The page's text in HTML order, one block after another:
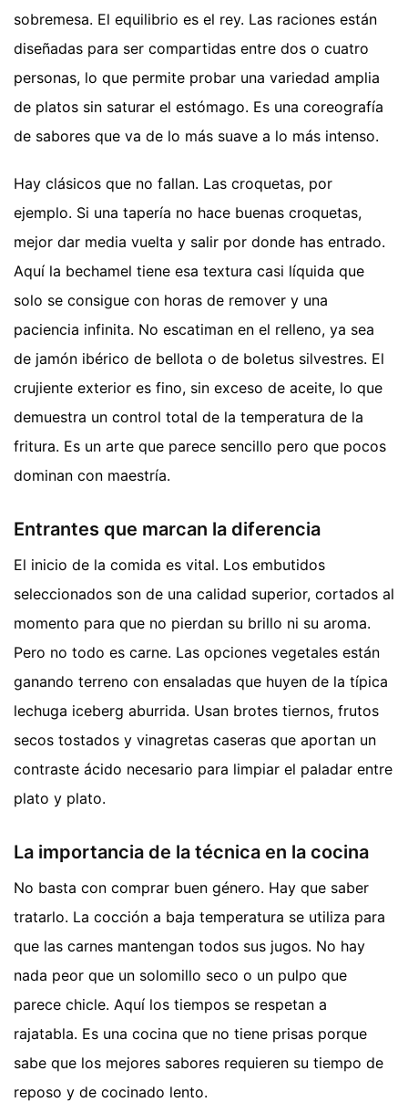
sobremesa. El equilibrio es el rey. Las raciones están
diseñadas para ser compartidas entre dos o cuatro
personas, lo que permite probar una variedad amplia
de platos sin saturar el estómago. Es una coreografía
de sabores que va de lo más suave a lo más intenso.
Hay clásicos que no fallan. Las croquetas, por
ejemplo. Si una tapería no hace buenas croquetas,
mejor dar media vuelta y salir por donde has entrado.
Aquí la bechamel tiene esa textura casi líquida que
solo se consigue con horas de remover y una
paciencia infinita. No escatiman en el relleno, ya sea
de jamón ibérico de bellota o de boletus silvestres. El
crujiente exterior es fino, sin exceso de aceite, lo que
demuestra un control total de la temperatura de la
fritura. Es un arte que parece sencillo pero que pocos
dominan con maestría.
Entrantes que marcan la diferencia
El inicio de la comida es vital. Los embutidos
seleccionados son de una calidad superior, cortados al
momento para que no pierdan su brillo ni su aroma.
Pero no todo es carne. Las opciones vegetales están
ganando terreno con ensaladas que huyen de la típica
lechuga iceberg aburrida. Usan brotes tiernos, frutos
secos tostados y vinagretas caseras que aportan un
contraste ácido necesario para limpiar el paladar entre
plato y plato.
La importancia de la técnica en la cocina
No basta con comprar buen género. Hay que saber
tratarlo. La cocción a baja temperatura se utiliza para
que las carnes mantengan todos sus jugos. No hay
nada peor que un solomillo seco o un pulpo que
parece chicle. Aquí los tiempos se respetan a
rajatabla. Es una cocina que no tiene prisas porque
sabe que los mejores sabores requieren su tiempo de
reposo y de cocinado lento.